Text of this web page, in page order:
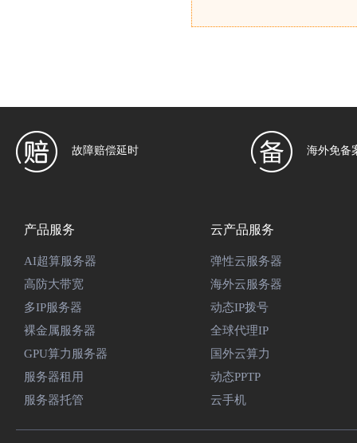
故障赔偿延时 海外免备
产品服务
AI超算服务器
高防大带宽
多IP服务器
裸金属服务器
GPU算力服务器
服务器租用
服务器托管
云产品服务
弹性云服务器
海外云服务器
动态IP拨号
全球代理IP
国外云算力
动态PPTP
云手机